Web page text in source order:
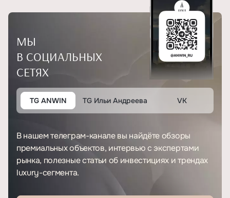
МЫ
В СОЦИАЛЬНЫХ
СЕТЯХ
TG ANWIN TG Ильи Андреева VK
В нашем телеграм-канале вы найдёте обзоры
премиальных объектов, интервью с экспертами
рынка, полезные статьи об инвестициях и трендах
luxury-сегмента.